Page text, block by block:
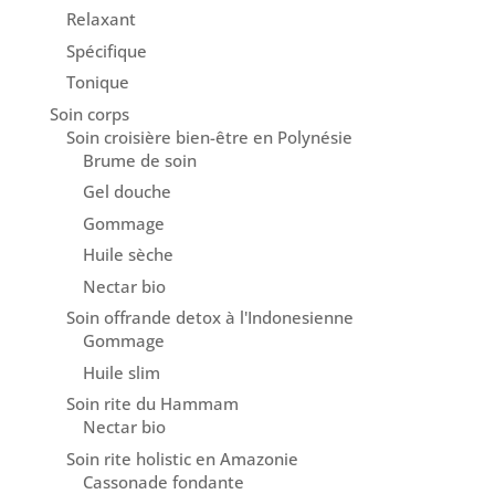
Relaxant
Spécifique
Tonique
Soin corps
Soin croisière bien-être en Polynésie
Brume de soin
Gel douche
Gommage
Huile sèche
Nectar bio
Soin offrande detox à l'Indonesienne
Gommage
Huile slim
Soin rite du Hammam
Nectar bio
Soin rite holistic en Amazonie
Cassonade fondante